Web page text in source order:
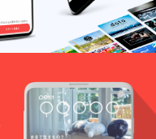
用くだ
さい。
金との
交換や
お釣り
の受け
取りに
できま
せん。
【ひと
こと】
絵本の